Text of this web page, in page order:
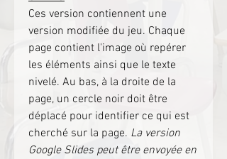
Ces version contiennent une
version modifiée du jeu. Chaque
page contient l'image où repérer
les éléments ainsi que le texte
nivelé. Au bas, à la droite de la
page, un cercle noir doit être
déplacé pour identifier ce qui est
cherché sur la page. La version
Google Slides peut être envoyée en